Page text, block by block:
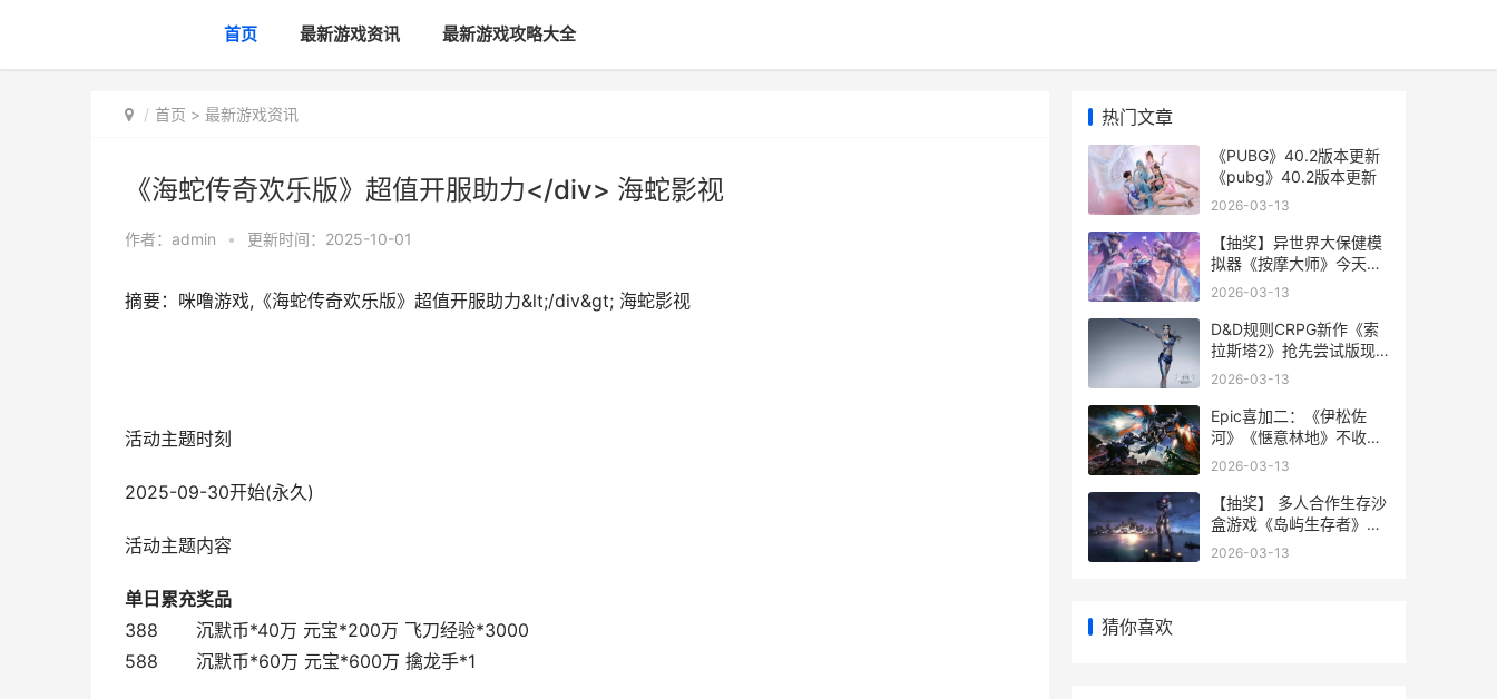
首页 最新游戏资讯 最新游戏攻略大全
首页 > 最新游戏资讯
《海蛇传奇欢乐版》超值开服助力</div> 海蛇影视
作者： admin • 更新时间：2025-10-01
摘要：咪噜游戏,《海蛇传奇欢乐版》超值开服助力&lt;/div&gt; 海蛇影视
活动主题时刻
2025-09-30开始(永久)
活动主题内容
单日累充奖品
388
沉默币*40万 元宝*200万 飞刀经验*3000
588
沉默币*60万 元宝*600万 擒龙手*1
热门文章
《PUBG》40.2版本更新
《pubg》40.2版本更新
2026-03-13
【抽奖】异世界大保健模
拟器《按摩大师》今天正
式登陆Steam 异世界抽奖
2026-03-13
D&D规则CRPG新作《索
拉斯塔2》抢先尝试版现
已推出 drc规则有哪些
2026-03-13
Epic喜加二：《伊松佐
河》《惬意林地》不收费
领 epic喜加一网站
2026-03-13
【抽奖】 多人合作生存沙
盒游戏《岛屿生存者》最
新DLC“冰霜堡垒”今天上
2026-03-13
猜你喜欢